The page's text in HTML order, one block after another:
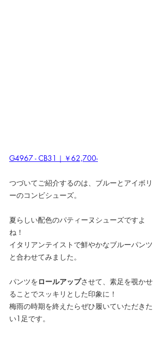
G4967 - CB31｜￥62,700-
つづいてご紹介するのは、ブルーとアイボリ
ーのコンビシューズ。
夏らしい配色のパティーヌシューズですよ
ね！
イタリアンテイストで鮮やかなブルーパンツ
と合わせてみました。
パンツをロールアップさせて、素足を覗かせ
ることでスッキリとした印象に！
梅雨の時期を終えたらぜひ履いていただきた
い1足です。